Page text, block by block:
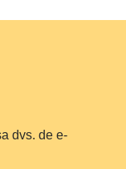
dvs. de e-